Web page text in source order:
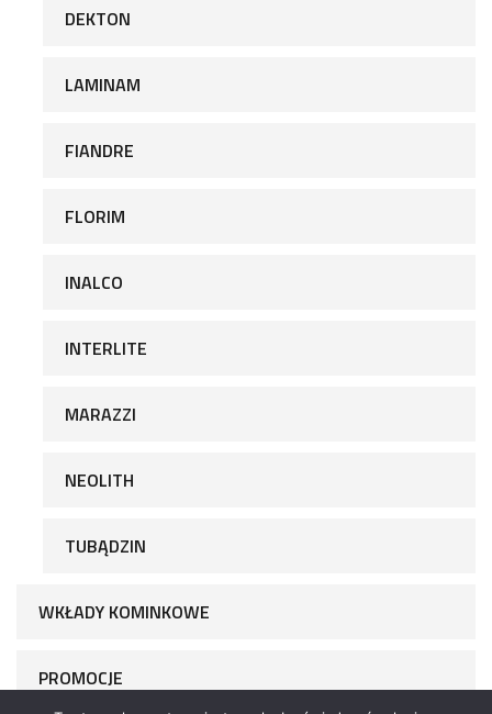
DEKTON
LAMINAM
FIANDRE
FLORIM
INALCO
INTERLITE
MARAZZI
NEOLITH
TUBĄDZIN
WKŁADY KOMINKOWE
PROMOCJE